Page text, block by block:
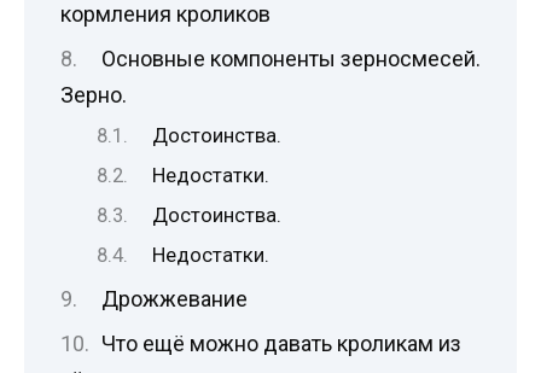
кормления кроликов
Основные компоненты зерносмесей.
Зерно.
Достоинства.
Недостатки.
Достоинства.
Недостатки.
Дрожжевание
Что ещё можно давать кроликам из